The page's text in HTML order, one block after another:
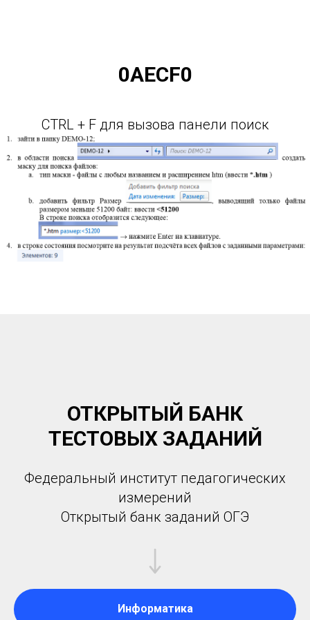
0AECF0
CTRL + F для вызова панели поиск
ОТКРЫТЫЙ БАНК
ТЕСТОВЫХ ЗАДАНИЙ
Федеральный институт педагогических
измерений
Открытый банк заданий ОГЭ
Информатика